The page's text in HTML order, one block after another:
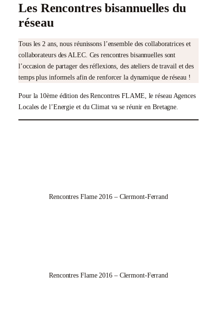
Les Rencontres bisannuelles du
réseau
Tous les 2 ans, nous réunissons l’ensemble des collaboratrices et
collaborateurs des ALEC. Ces rencontres bisannuelles sont
l’occasion de partager des réflexions, des ateliers de travail et des
temps plus informels afin de renforcer la dynamique de réseau !
Pour la 10ème édition des Rencontres FLAME, le réseau Agences
Locales de l’Energie et du Climat va se réunir en Bretagne.
Rencontres Flame 2016 – Clermont-Ferrand
Rencontres Flame 2016 – Clermont-Ferrand